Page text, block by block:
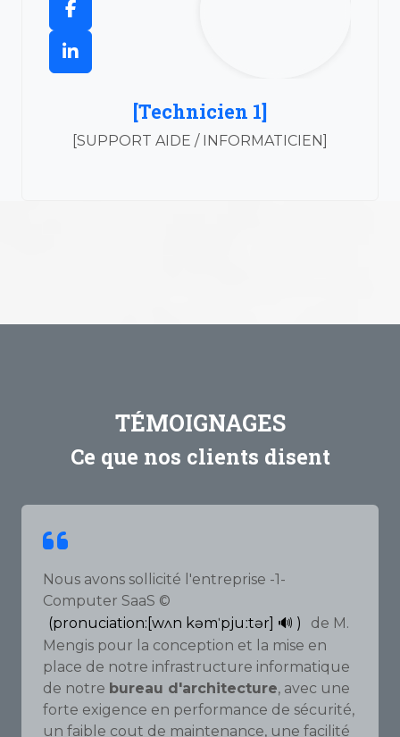
[Technicien 1]
[SUPPORT AIDE / INFORMATICIEN]
TÉMOIGNAGES
Ce que nos clients disent
Nous avons sollicité l'entreprise -1-
Computer SaaS ©
(pronuciation:[wʌn kəmˈpjuːtər] 🔊 )
de M.
Mengis pour la conception et la mise en
place de notre infrastructure informatique
de notre bureau d'architecture, avec une
forte exigence en performance de sécurité,
un faible cout de maintenance, une facilité